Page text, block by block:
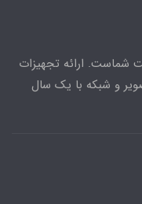
شماست. ارائه تجهیزات
و شبکه با یک سال